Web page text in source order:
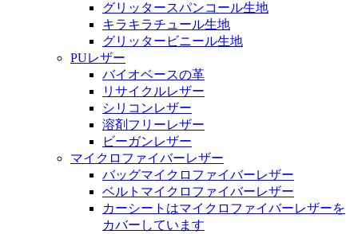
グリッタースパンコール生地
キラキラチュール生地
グリッタービニール生地
PUレザー
バイオベースの革
リサイクルレザー
シリコンレザー
溶剤フリーレザー
ビーガンレザー
マイクロファイバーレザー
バッグマイクロファイバーレザー
ベルトマイクロファイバーレザー
カーシートはマイクロファイバーレザーを
カバーしています